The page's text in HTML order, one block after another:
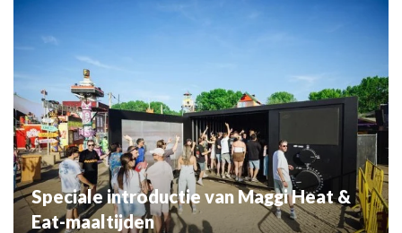
Speciale introductie van Maggi Heat &
Eat-maaltijden